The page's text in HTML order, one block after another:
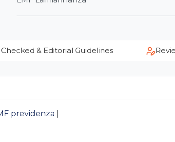
& Editorial Guidelines
previdenza